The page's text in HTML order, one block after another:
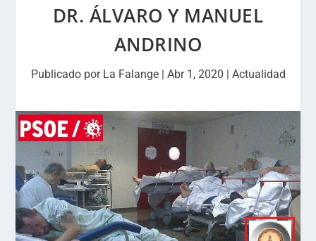
DR. ÁLVARO Y MANUEL
ANDRINO
Publicado por La Falange| Abr 1, 2020 | Actualidad